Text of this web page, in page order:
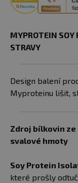
MYPROTEIN SOY
STRAVY
Design balení
Myproteinu lišit,
Zdroj bílkovin ze
svalové hmoty
Soy Protein
které prošly